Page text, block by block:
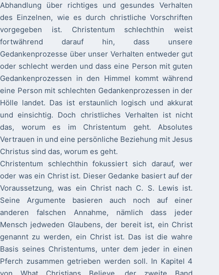
Abhandlung über richtiges und gesundes Verhalten
des Einzelnen, wie es durch christliche Vorschriften
vorgegeben ist. Christentum schlechthin weist
fortwährend darauf hin, dass unsere
Gedankenprozesse über unser Verhalten entweder gut
oder schlecht werden und dass eine Person mit guten
Gedankenprozessen in den Himmel kommt während
eine Person mit schlechten Gedankenprozessen in der
Hölle landet. Das ist erstaunlich logisch und akkurat
und einsichtig. Doch christliches Verhalten ist nicht
das, worum es im Christentum geht. Absolutes
Vertrauen in und eine persönliche Beziehung mit Jesus
Christus sind das, worum es geht.
Christentum schlechthin fokussiert sich darauf, wer
oder was ein Christ ist. Dieser Gedanke basiert auf der
Voraussetzung, was ein Christ nach C. S. Lewis ist.
Seine Argumente basieren auch noch auf einer
anderen falschen Annahme, nämlich dass jeder
Mensch jedweden Glaubens, der bereit ist, ein Christ
genannt zu werden, ein Christ ist. Das ist die wahre
Basis seines Christentums, unter dem jeder in einen
Pferch zusammen getrieben werden soll. In Kapitel 4